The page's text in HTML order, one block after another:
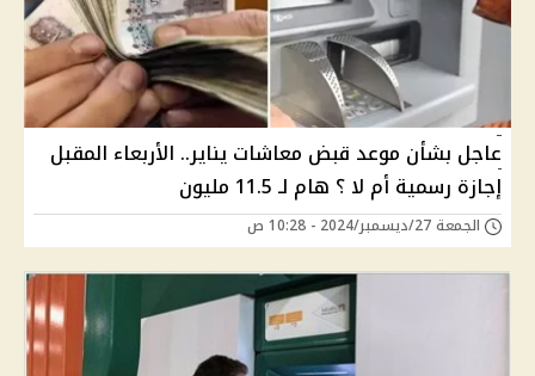
عاجل بشأن موعد قبض معاشات يناير.. الأربعاء المقبل
إجازة رسمية أم لا ؟ هام لـ 11.5 مليون
الجمعة 27/ديسمبر/2024 - 10:28 ص